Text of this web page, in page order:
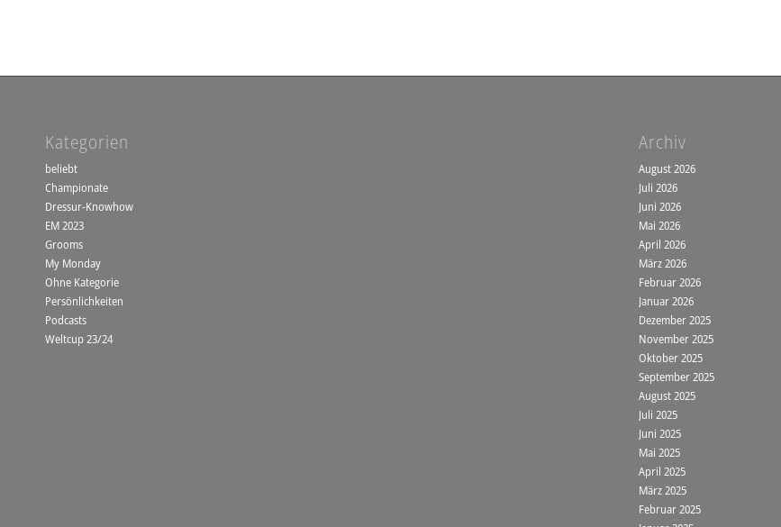
Kategorien
beliebt
Championate
Dressur-Knowhow
EM 2023
Grooms
My Monday
Ohne Kategorie
Persönlichkeiten
Podcasts
Weltcup 23/24
Archiv
August 2026
Juli 2026
Juni 2026
Mai 2026
April 2026
März 2026
Februar 2026
Januar 2026
Dezember 2025
November 2025
Oktober 2025
September 2025
August 2025
Juli 2025
Juni 2025
Mai 2025
April 2025
März 2025
Februar 2025